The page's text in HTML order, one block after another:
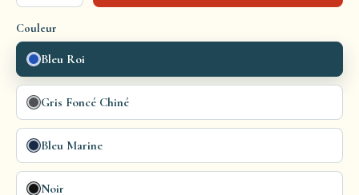
Couleur
Bleu Roi
Gris Foncé Chiné
Bleu Marine
Noir